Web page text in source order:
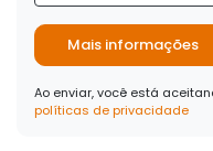
Mais informações
Ao enviar, você está
políticas de privacidade